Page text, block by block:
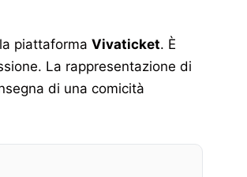
piattaforma Vivaticket. È
La rappresentazione di
di una comicità